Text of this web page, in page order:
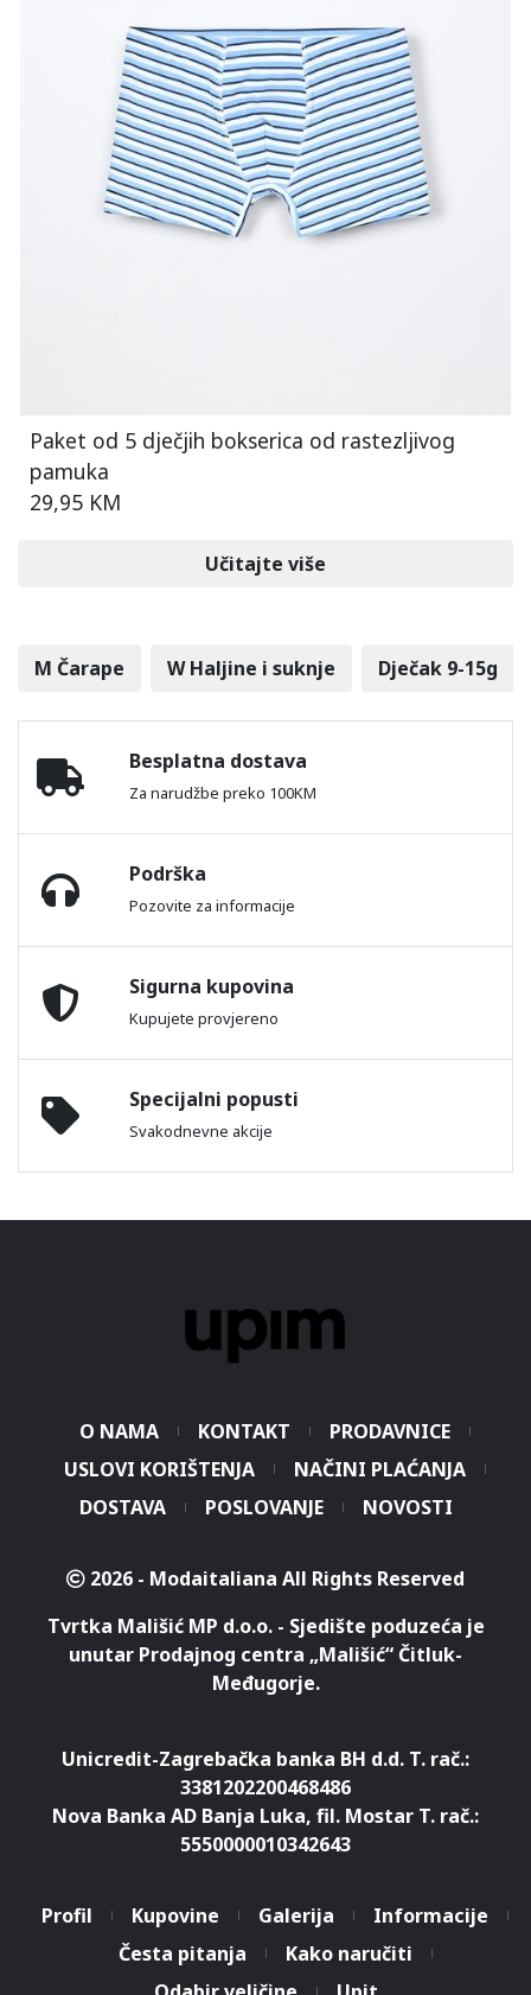
Paket od 5 dječjih bokserica od rastezljivog
pamuka
29,95 KM
Učitajte više
M Čarape W Haljine i suknje Dječak 9-15g
Besplatna dostava
Za narudžbe preko 100KM
Podrška
Pozovite za informacije
Sigurna kupovina
Kupujete provjereno
Specijalni popusti
Svakodnevne akcije
O NAMA KONTAKT
PRODAVNICE
USLOVI KORIŠTENJA
NAČINI PLAĆANJA
DOSTAVA
POSLOVANJE NOVOSTI
2026 - Modaitaliana All Rights Reserved
Tvrtka Mališić MP d.o.o. - Sjedište poduzeća je
unutar Prodajnog centra „Mališić“ Čitluk-
Međugorje.
Unicredit-Zagrebačka banka BH d.d. T. rač.:
3381202200468486
Nova Banka AD Banja Luka, fil. Mostar T. rač.:
5550000010342643
Profil Kupovine Galerija
Informacije
Česta pitanja
Kako naručiti